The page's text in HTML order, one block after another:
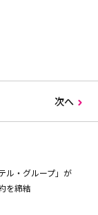
次へ
ル・グループ」が
を締結